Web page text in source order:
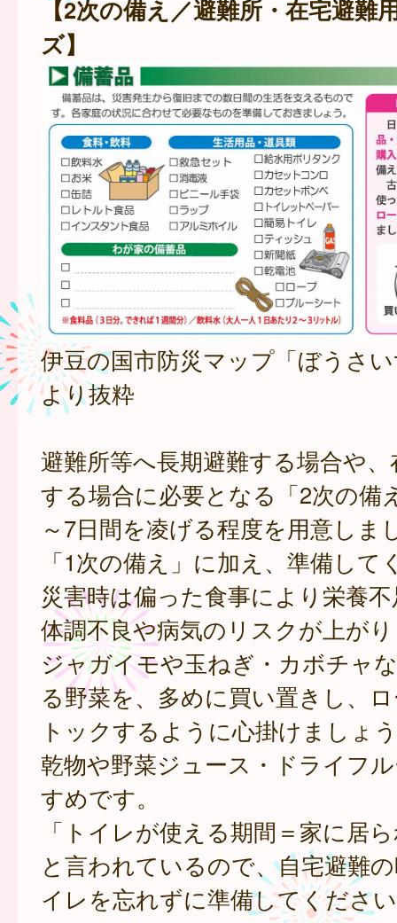
【2次の備え／避難所・在宅避難
ズ】
伊豆の国市防災マップ「ぼうさ
より抜粋
避難所等へ長期避難する場合や
する場合に必要となる「2次の備
～7日間を凌げる程度を用意しま
「1次の備え」に加え、準備して
災害時は偏った食事により栄養
体調不良や病気のリスクが上が
ジャガイモや玉ねぎ・カボチャ
る野菜を、多めに買い置きし、
トックするように心掛けましょ
乾物や野菜ジュース・ドライフ
すめです。
「トイレが使える期間＝家に居
と言われているので、自宅避難
イレを忘れずに準備してくださ